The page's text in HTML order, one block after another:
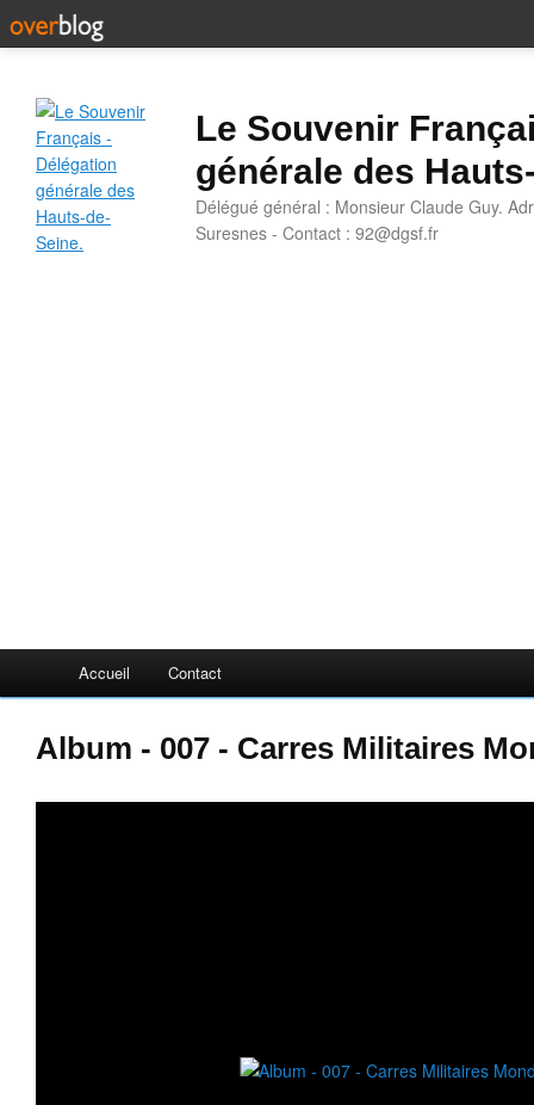
Le Souvenir
générale des
Délégué général : Monsieur Claude Guy.
Suresnes - Contact : 92@dgsf.fr
Accueil Contact
Album - 007 - Carres Militaires